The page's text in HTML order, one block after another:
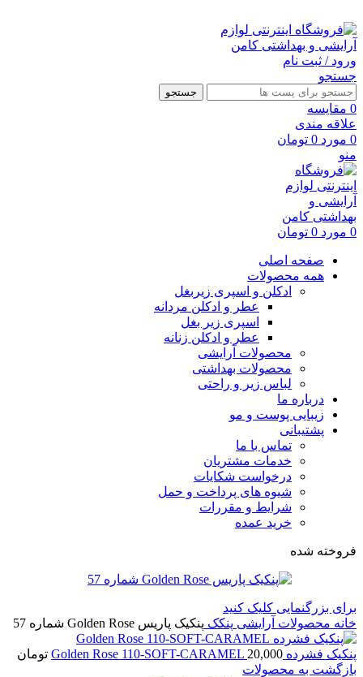
ورود / ثبت نام
جستجو
جستجو
0 مقايسه
علاقه مندی
0 مورد 0 تومان
منو
0 مورد 0 تومان
صفحه اصلی
همه محصولات
ادکلن و اسپری زیربغل
عطر و ادکلن مردانه
اسپری زیر بغل
عطر و ادکلن زنانه
محصولات آرایشی
محصولات بهداشتی
لباس زیر و راحتی
درباره ما
زیبایی پوست و مو
پشتیبانی
تماس با ما
خدمات مشتریان
درخواست شکایات
شیوه های پرداخت و حمل
شرایط و مقررات
خرید عمده
فروخته شده
برای بزرگنمایی کلیک کنید
خانه محصولات آرایشی پنکک پنکیک پاریس Golden Rose شماره 57
پنکیک فشرده Golden Rose 110-SOFT-CARAMEL 20,000
تومان
بازگشت به محصولات